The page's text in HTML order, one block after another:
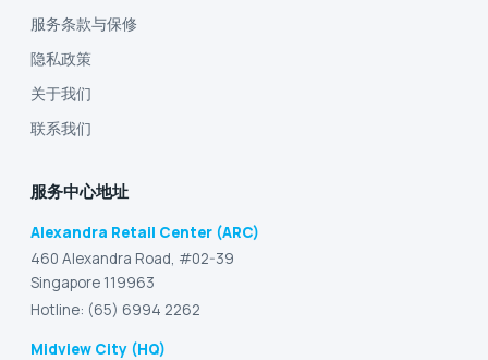
服务条款与保修
隐私政策
关于我们
联系我们
服务中心地址
Alexandra Retail Center (ARC)
460 Alexandra Road, #02-39
Singapore 119963
Hotline: (65) 6994 2262
Midview City (HQ)